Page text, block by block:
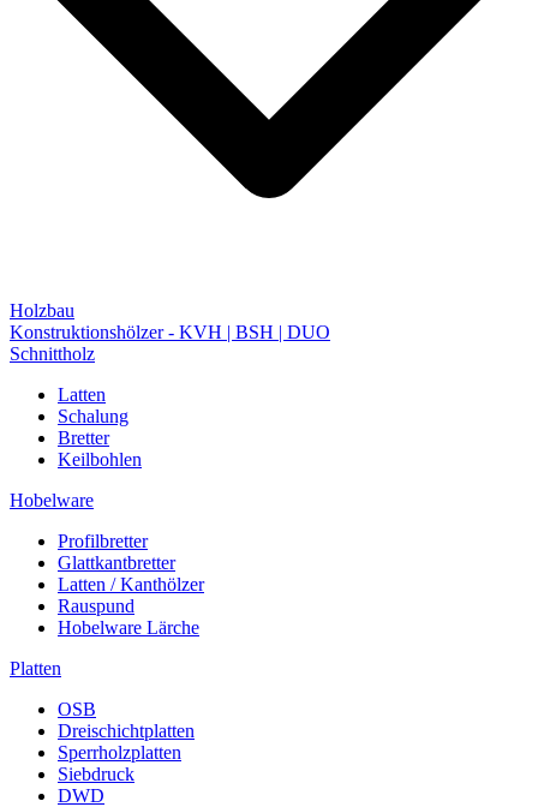
Holzbau
Konstruktionshölzer - KVH | BSH | DUO
Schnittholz
Latten
Schalung
Bretter
Keilbohlen
Hobelware
Profilbretter
Glattkantbretter
Latten / Kanthölzer
Rauspund
Hobelware Lärche
Platten
OSB
Dreischichtplatten
Sperrholzplatten
Siebdruck
DWD